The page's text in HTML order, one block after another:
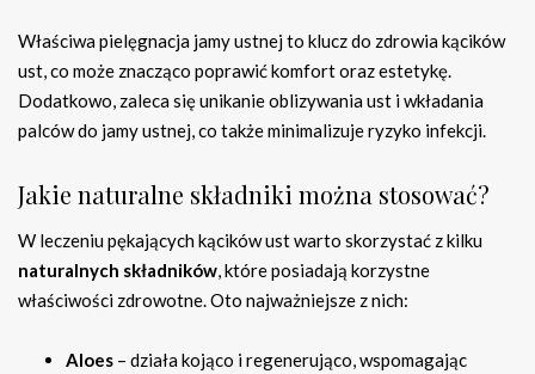
Właściwa pielęgnacja jamy ustnej to klucz do zdrowia kącików
ust, co może znacząco poprawić komfort oraz estetykę.
Dodatkowo, zaleca się unikanie oblizywania ust i wkładania
palców do jamy ustnej, co także minimalizuje ryzyko infekcji.
Jakie naturalne składniki można stosować?
W leczeniu pękających kącików ust warto skorzystać z kilku
naturalnych składników, które posiadają korzystne
właściwości zdrowotne. Oto najważniejsze z nich:
Aloes – działa kojąco i regenerująco, wspomagając